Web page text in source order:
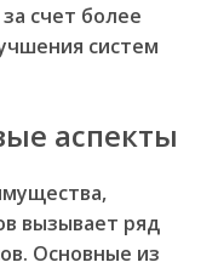
счет более
систем
аспекты
вызывает ряд
Основные из